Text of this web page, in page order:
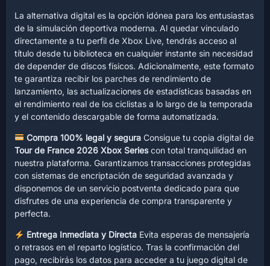
La alternativa digital es la opción idónea para los entusiastas
de la simulación deportiva moderna. Al quedar vinculado
directamente a tu perfil de Xbox Live, tendrás acceso al
título desde tu biblioteca en cualquier instante sin necesidad
de depender de discos físicos. Adicionalmente, este formato
te garantiza recibir los parches de rendimiento de
lanzamiento, las actualizaciones de estadísticas basadas en
el rendimiento real de los ciclistas a lo largo de la temporada
y el contenido descargable de forma automatizada.
Compra 100% legal y seguraConsigue tu copia digital de
Tour de France 2026 Xbox Seriescon total tranquilidad en
nuestra plataforma. Garantizamos transacciones protegidas
con sistemas de encriptación de seguridad avanzada y
disponemos de un servicio postventa dedicado para que
disfrutes de una experiencia de compra transparente y
perfecta.
Entrega Inmediata y DirectaEvita esperas de mensajería
o retrasos en el reparto logístico. Tras la confirmación del
pago, recibirás los datos para acceder a tu juego digital de